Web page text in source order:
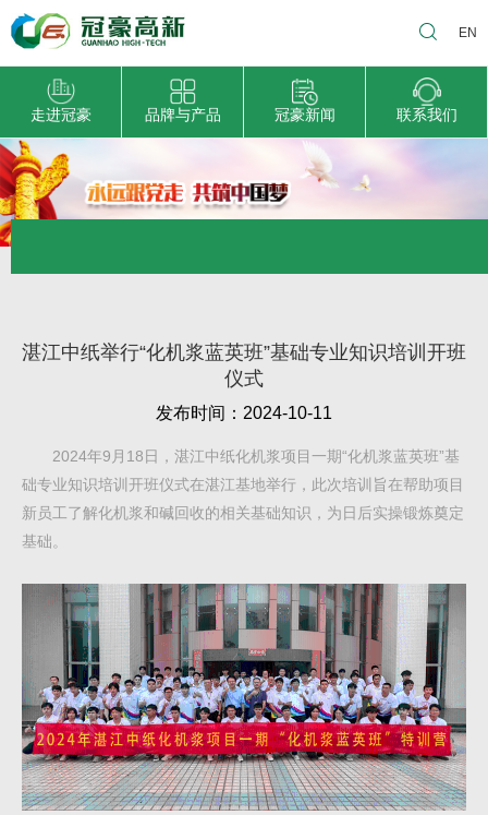
EN
走进冠豪 品牌与产品 冠豪新闻 联系我们
湛江中纸举行“化机浆蓝英班”基础专业知识培训开班
仪式
发布时间：2024-10-11
2024年9月18日，湛江中纸化机浆项目一期“化机浆蓝英班”基
础专业知识培训开班仪式在湛江基地举行，此次培训旨在帮助项目
新员工了解化机浆和碱回收的相关基础知识，为日后实操锻炼奠定
基础。